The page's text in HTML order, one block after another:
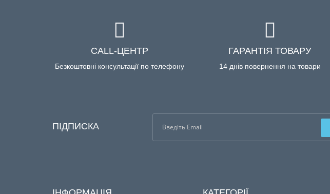
CALL-ЦЕНТР
Безкоштовні консультації по телефону
ГАРАНТІЯ ТОВАРУ
14 днів повернення на товари
ПІДПИСКА